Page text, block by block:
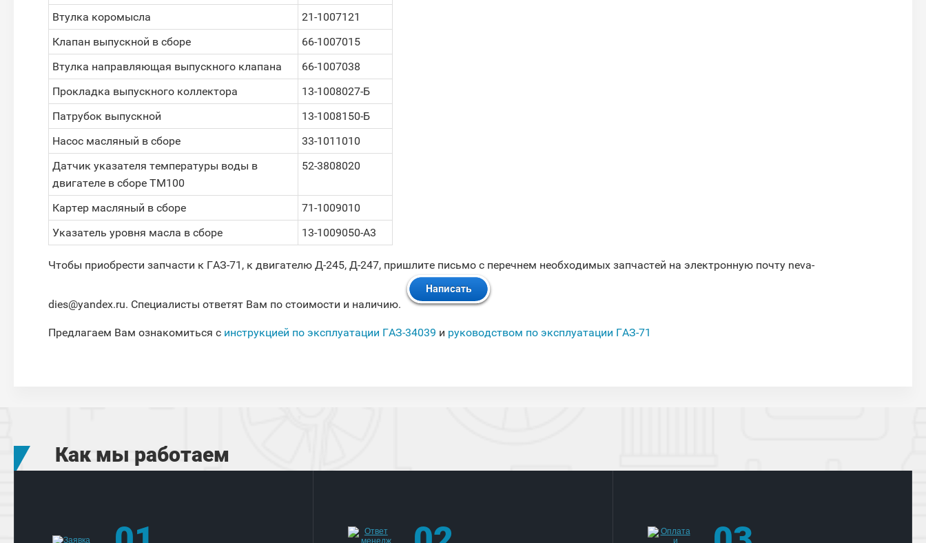
Втулка коромысла
21-1007121
Клапан выпускной в сборе
66-1007015
Втулка направляющая выпускного клапана
66-1007038
Прокладка выпускного коллектора
13-1008027-Б
Патрубок выпускной
13-1008150-Б
Насос масляный в сборе
33-1011010
Датчик указателя температуры воды в
двигателе в сборе ТМ100
52-3808020
Картер масляный в сборе
71-1009010
Указатель уровня масла в сборе
13-1009050-А3
Чтобы приобрести запчасти к ГАЗ-71, к двигателю Д-245, Д-247, пришлите письмо с перечнем необходимых запчастей на электронную почту neva-
dies@yandex.ru. Специалисты ответят Вам по стоимости и наличию.
Предлагаем Вам ознакомиться с инструкцией по эксплуатации ГАЗ-34039 и руководством по эксплуатации ГАЗ-71
Как мы работаем